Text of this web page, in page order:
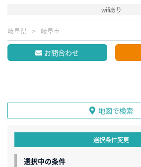
wifiあり
岐阜県 岐阜市
お問合わせ
地図で検索
選択条件変更
選択中の条件